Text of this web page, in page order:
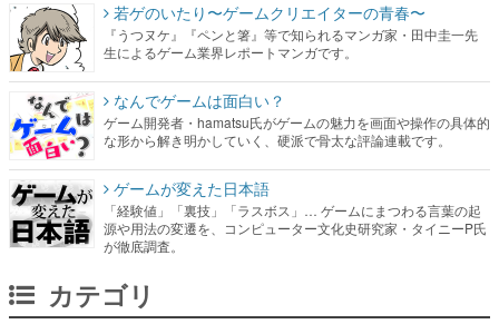
若ゲのいたり〜ゲームクリエイターの青春〜
『うつヌケ』『ペンと箸』等で知られるマンガ家・田中圭一先
生によるゲーム業界レポートマンガです。
なんでゲームは面白い？
ゲーム開発者・hamatsu氏がゲームの魅力を画面や操作の具体的
な形から解き明かしていく、硬派で骨太な評論連載です。
ゲームが変えた日本語
「経験値」「裏技」「ラスボス」… ゲームにまつわる言葉の起
源や用法の変遷を、コンピューター文化史研究家・タイニーP氏
が徹底調査。
カテゴリ